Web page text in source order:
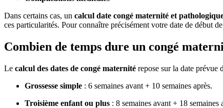
Dans certains cas, un calcul date congé maternité et
ces particularités. Pour connaître précisément votre date de début
Combien de temps dure un congé
Le calcul des dates de congé maternité repose sur la date prévue
Grossesse simple : 6 semaines avant + 10 semaines après.
Troisième enfant ou plus : 8 semaines avant + 18 semaines